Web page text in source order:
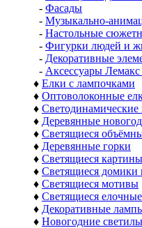
- Фасады
- Музыкально-
- Настольные
- Фигурки людей и
- Декоративные
- Аксессуары
♦ Елки с лампочками
♦ Оптоволоконные
♦
♦ Деревянные
♦ Светящиеся
♦ Деревянные горки
♦ Светящиеся картины
♦ Светящиеся
♦ Светящиеся мотивы
♦ Светящиеся
♦ Декоративные
♦ Новогодние